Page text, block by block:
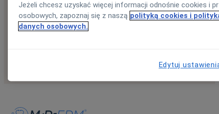
Jeżeli chcesz uzyskać więcej informacji odnośnie cookies i
osobowych, zapoznaj się z naszą polityką cookies i
danych osobowych.
Edytuj